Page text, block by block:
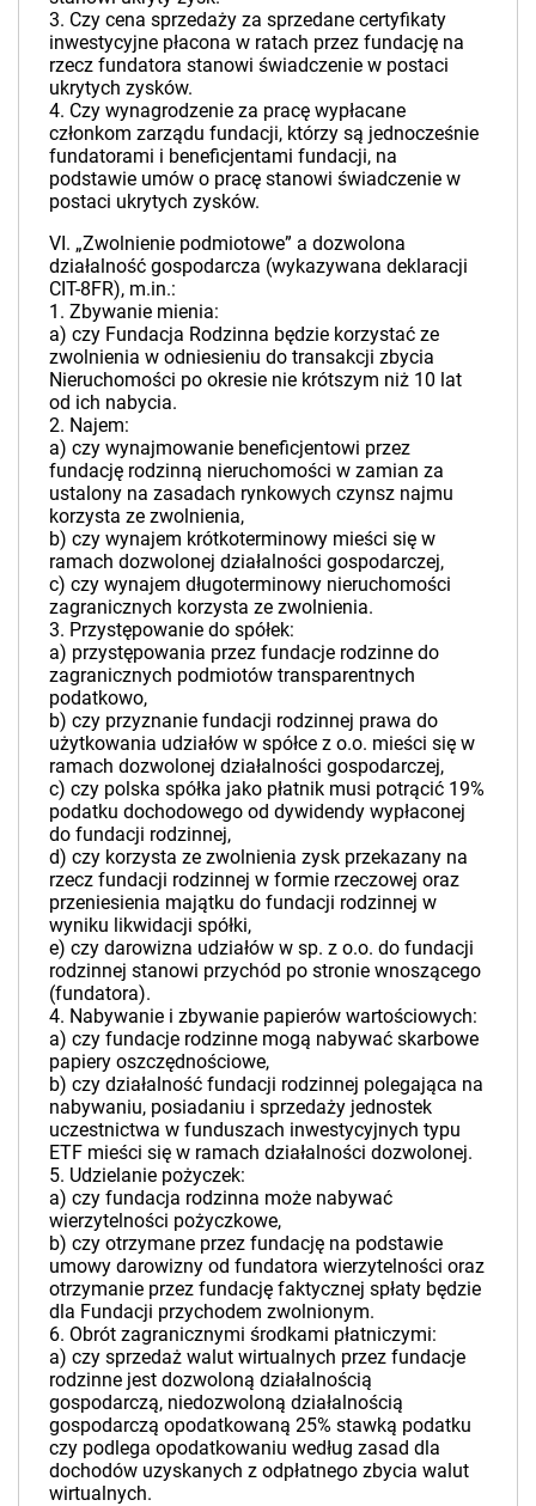
3. Czy cena sprzedaży za sprzedane certyfikaty
inwestycyjne płacona w ratach przez fundację na
rzecz fundatora stanowi świadczenie w postaci
ukrytych zysków.
4. Czy wynagrodzenie za pracę wypłacane
członkom zarządu fundacji, którzy są jednocześnie
fundatorami i beneficjentami fundacji, na
podstawie umów o pracę stanowi świadczenie w
postaci ukrytych zysków.
VI. „Zwolnienie podmiotowe” a dozwolona
działalność gospodarcza (wykazywana deklaracji
CIT-8FR), m.in.:
1. Zbywanie mienia:
a) czy Fundacja Rodzinna będzie korzystać ze
zwolnienia w odniesieniu do transakcji zbycia
Nieruchomości po okresie nie krótszym niż 10 lat
od ich nabycia.
2. Najem:
a) czy wynajmowanie beneficjentowi przez
fundację rodzinną nieruchomości w zamian za
ustalony na zasadach rynkowych czynsz najmu
korzysta ze zwolnienia,
b) czy wynajem krótkoterminowy mieści się w
ramach dozwolonej działalności gospodarczej,
c) czy wynajem długoterminowy nieruchomości
zagranicznych korzysta ze zwolnienia.
3. Przystępowanie do spółek:
a) przystępowania przez fundacje rodzinne do
zagranicznych podmiotów transparentnych
podatkowo,
b) czy przyznanie fundacji rodzinnej prawa do
użytkowania udziałów w spółce z o.o. mieści się w
ramach dozwolonej działalności gospodarczej,
c) czy polska spółka jako płatnik musi potrącić 19%
podatku dochodowego od dywidendy wypłaconej
do fundacji rodzinnej,
d) czy korzysta ze zwolnienia zysk przekazany na
rzecz fundacji rodzinnej w formie rzeczowej oraz
przeniesienia majątku do fundacji rodzinnej w
wyniku likwidacji spółki,
e) czy darowizna udziałów w sp. z o.o. do fundacji
rodzinnej stanowi przychód po stronie wnoszącego
(fundatora).
4. Nabywanie i zbywanie papierów wartościowych:
a) czy fundacje rodzinne mogą nabywać skarbowe
papiery oszczędnościowe,
b) czy działalność fundacji rodzinnej polegająca na
nabywaniu, posiadaniu i sprzedaży jednostek
uczestnictwa w funduszach inwestycyjnych typu
ETF mieści się w ramach działalności dozwolonej.
5. Udzielanie pożyczek:
a) czy fundacja rodzinna może nabywać
wierzytelności pożyczkowe,
b) czy otrzymane przez fundację na podstawie
umowy darowizny od fundatora wierzytelności oraz
otrzymanie przez fundację faktycznej spłaty będzie
dla Fundacji przychodem zwolnionym.
6. Obrót zagranicznymi środkami płatniczymi:
a) czy sprzedaż walut wirtualnych przez fundacje
rodzinne jest dozwoloną działalnością
gospodarczą, niedozwoloną działalnością
gospodarczą opodatkowaną 25% stawką podatku
czy podlega opodatkowaniu według zasad dla
dochodów uzyskanych z odpłatnego zbycia walut
wirtualnych.